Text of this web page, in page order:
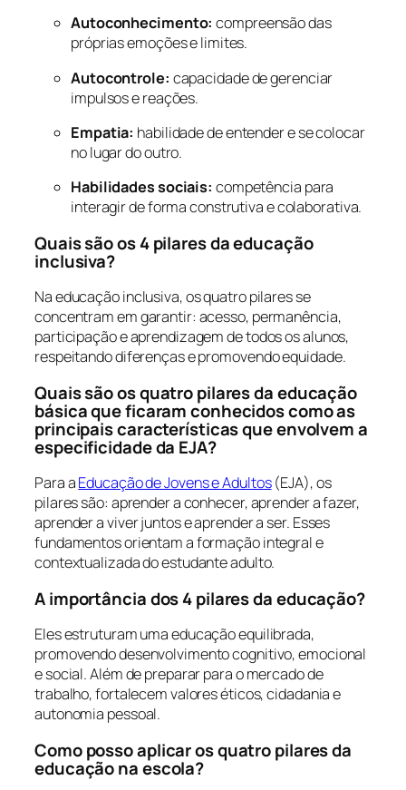
Autoconhecimento: compreensão das
próprias emoções e limites.
Autocontrole: capacidade de gerenciar
impulsos e reações.
Empatia: habilidade de entender e se colocar
no lugar do outro.
Habilidades sociais: competência para
interagir de forma construtiva e colaborativa.
Quais são os 4 pilares da educação
inclusiva?
Na educação inclusiva, os quatro pilares se
concentram em garantir: acesso, permanência,
participação e aprendizagem de todos os alunos,
respeitando diferenças e promovendo equidade.
Quais são os quatro pilares da educação
básica que ficaram conhecidos como as
principais características que envolvem a
especificidade da EJA?
Para aEducação de Jovens e Adultos(EJA), os
pilares são: aprender a conhecer, aprender a fazer,
aprender a viver juntos e aprender a ser. Esses
fundamentos orientam a formação integral e
contextualizada do estudante adulto.
A importância dos 4 pilares da educação?
Eles estruturam uma educação equilibrada,
promovendo desenvolvimento cognitivo, emocional
e social. Além de preparar para o mercado de
trabalho, fortalecem valores éticos, cidadania e
autonomia pessoal.
Como posso aplicar os quatro pilares da
educação na escola?